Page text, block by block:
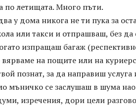
по летищата. Много пъти.
у дома никога не ти пука за
или такси и отпрашваш, без
изпращаш багаж
вярваме на пощите или на
познат, за да направиш
мъничко се заслушаш в шума
изречения, дори цели